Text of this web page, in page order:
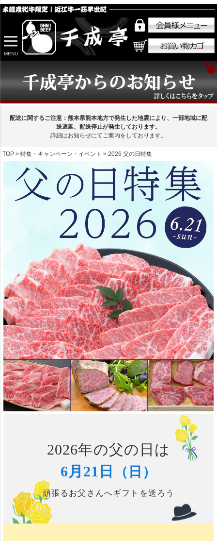
MENU
配送に関するご注意：熊本県熊本地方で発生した地震により、一部地域に配
送遅延、配送停止が発生しております。
詳細はお知らせにてご案内をしております。
TOP 特集・キャンペーン・イベント 2026 父の日特集
2026年の父の日は
6月21日
（日）
頑張るお父さんへギフトを送ろう